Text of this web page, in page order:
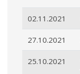
02.11.2021
27.10.2021
25.10.2021